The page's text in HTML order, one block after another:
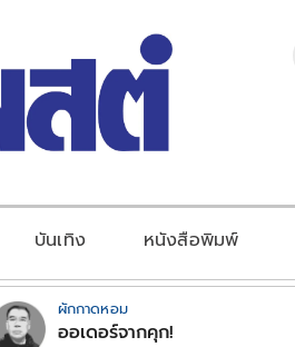
บันเทิง หนังสือพิมพ์
ผักกาดหอม
ออเดอร์จากคุก!